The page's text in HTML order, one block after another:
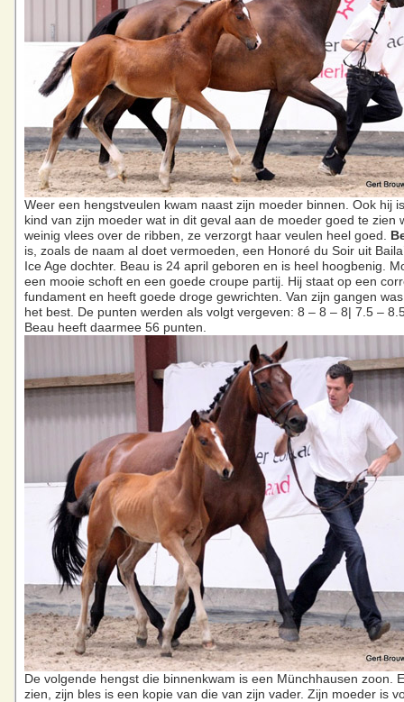
Weer een hengstveulen kwam naast zijn moeder binnen. Ook hij
kind van zijn moeder wat in dit geval aan de moeder goed te zien
weinig vlees over de ribben, ze verzorgt haar veulen heel goed.
is, zoals de naam al doet vermoeden, een Honoré du Soir uit
Ice Age dochter. Beau is 24 april geboren en is heel hoogbenig.
een mooie schoft en een goede croupe partij. Hij staat op een
fundament en heeft goede droge gewrichten. Van zijn gangen
het best. De punten werden als volgt vergeven: 8 – 8 – 8| 7.5 –
Beau heeft daarmee 56 punten.
De volgende hengst die binnenkwam is een Münchhausen zoon.
zien, zijn bles is een kopie van die van zijn vader. Zijn moeder is